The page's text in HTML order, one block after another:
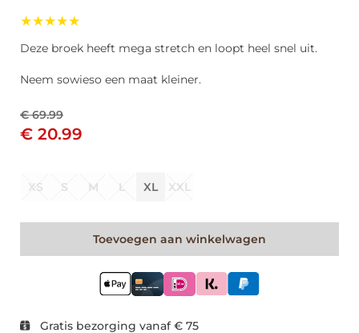
★★★★★
Deze broek heeft mega stretch en loopt heel snel uit.
Neem sowieso een maat kleiner.
€ 69.99
€ 20.99
XS S M L XL XXL
Toevoegen aan winkelwagen
Gratis bezorging vanaf € 75